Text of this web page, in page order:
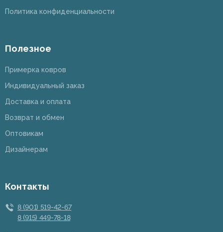
Политика конфиденциальности
Полезное
Примерка ковров
Индивидуальный заказ
Доставка и оплата
Возврат и обмен
Оптовикам
Дизайнерам
Контакты
8 (901) 519-42-67
8 (915) 449-78-18